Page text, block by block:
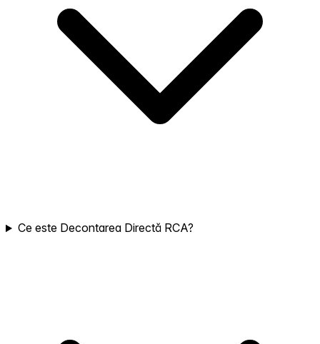
Ce este Decontarea Directă RCA?